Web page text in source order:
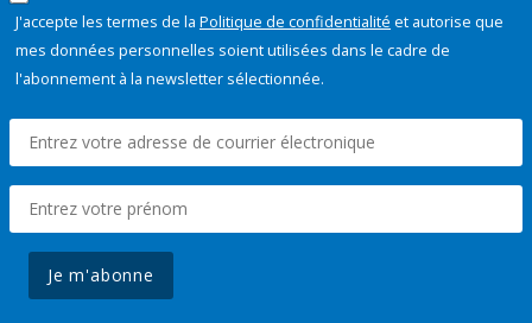
J'accepte les termes de la Politique de confidentialité et autorise que
mes données personnelles soient utilisées dans le cadre de
l'abonnement à la newsletter sélectionnée.
Je m'abonne